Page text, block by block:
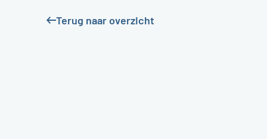
Terug naar overzicht